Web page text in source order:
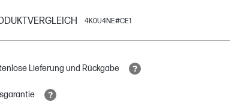
4K0U4NE#CE1
Lieferung und Rückgabe